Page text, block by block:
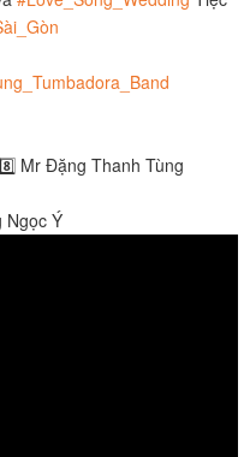
Mr Đặng Thanh Tùng
Ngọc Ý